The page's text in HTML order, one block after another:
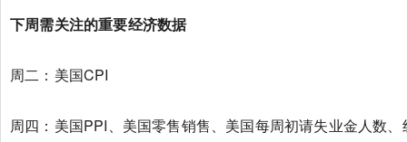
下周需关注的重要经济数据
周二：美国CPI
周四：美国PPI、美国零售销售、美国每周初请失业金人数